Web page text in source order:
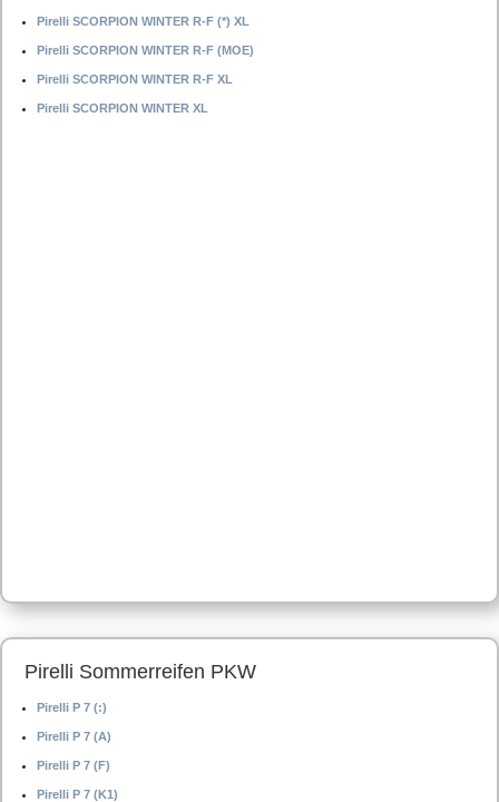
Pirelli SCORPION WINTER R-F (*) XL
Pirelli SCORPION WINTER R-F (MOE)
Pirelli SCORPION WINTER R-F XL
Pirelli SCORPION WINTER XL
Pirelli Sommerreifen PKW
Pirelli P 7 (:)
Pirelli P 7 (A)
Pirelli P 7 (F)
Pirelli P 7 (K1)